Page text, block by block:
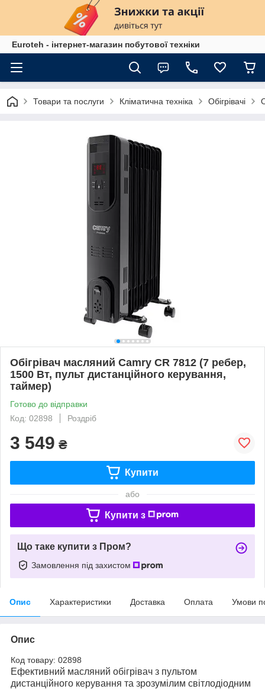
Euroteh - інтернет-магазин побутової техніки
Товари та послуги Кліматична техніка Обігрівачі
Обігрівач масляний Camry CR 7812 (7 ребер,
1500 Вт, пульт дистанційного керування,
таймер)
Готово до відправки
Код: 02898
Роздріб
3 549 ₴
Купити
або
Купити з
Що таке купити з Пром?
Замовлення під захистом
Опис Характеристики Доставка Оплата Умови
Опис
Код товару: 02898
Ефективний масляний обігрівач з пультом
дистанційного керування та зрозумілим світлодіодним